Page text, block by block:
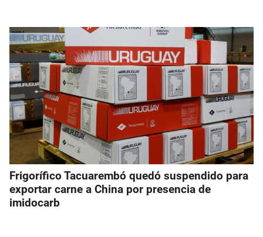
Frigorífico Tacuarembó quedó suspendido para
exportar carne a China por presencia de
imidocarb